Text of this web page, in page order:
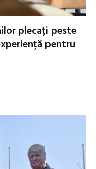
plecați peste
pentru